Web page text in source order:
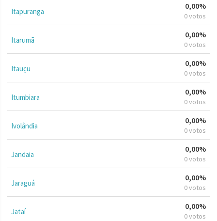
Itapuranga
0,00%
0 votos
Itarumã
0,00%
0 votos
Itauçu
0,00%
0 votos
Itumbiara
0,00%
0 votos
Ivolândia
0,00%
0 votos
Jandaia
0,00%
0 votos
Jaraguá
0,00%
0 votos
Jataí
0,00%
0 votos